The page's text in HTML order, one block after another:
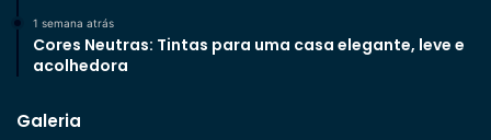
1 semana atrás
Cores Neutras: Tintas para uma casa elegante, leve e
acolhedora
Galeria